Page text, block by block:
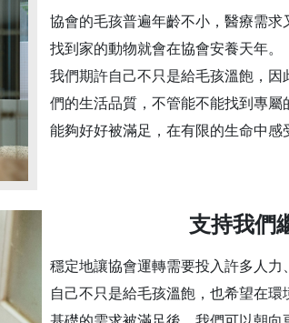
協會的毛孩普遍年齡不小，醫療需
找到家的動物就會在協會安養天年。
我們期許自己不只是給毛孩溫飽，
們的生活品質，不管能不能找到專
能夠好好被滿足，在有限的生命中感
支持我們
穩定地讓協會運轉需要投入許多人
自己不只是給毛孩溫飽，也希望在